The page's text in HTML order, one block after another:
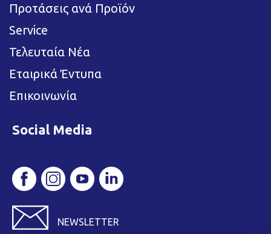
Προτάσεις ανά Προϊόν
Service
Τελευταία Νέα
Εταιρικά Έντυπα
Επικοινωνία
Social Media
NEWSLETTER